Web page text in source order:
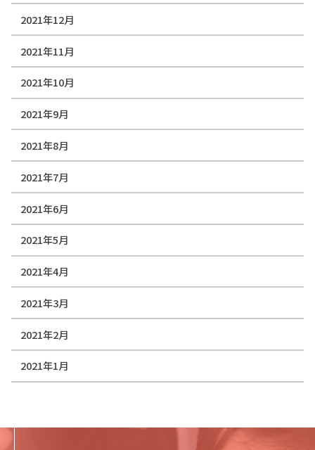
2021年12月
2021年11月
2021年10月
2021年9月
2021年8月
2021年7月
2021年6月
2021年5月
2021年4月
2021年3月
2021年2月
2021年1月